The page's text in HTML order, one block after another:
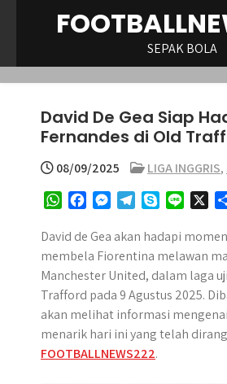
SEPAK BOLA
David De Gea Siap
Fernandes di Old
08/09/2025 LIGA INGGRIS,
W
a
t
s
A
c
e
b
o
o
s
s
e
n
g
r
l
e
g
r
a
y
p
e
n
e
David de Gea akan hadapi
membela Fiorentina melawan
Manchester United, dalam laga
Trafford pada 9 Agustus 2025.
akan melihat informasi
menarik hari ini yang telah
FOOTBALLNEWS222.